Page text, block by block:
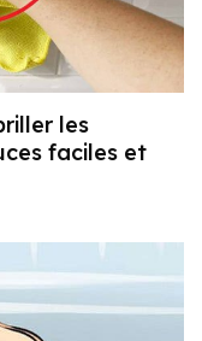
les
faciles et